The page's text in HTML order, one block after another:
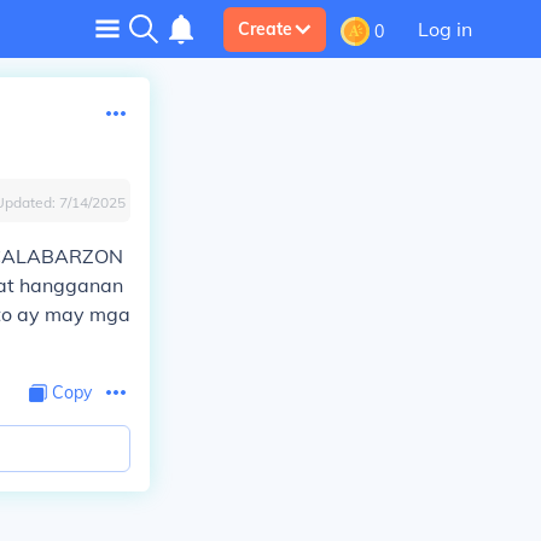
Create 0 Log in
7/14/2025
hangganan
ay may mga
Copy